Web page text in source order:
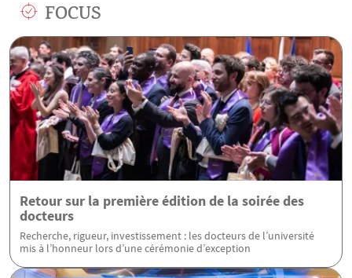
FOCUS
Retour sur la première édition de la soirée des
docteurs
Recherche, rigueur, investissement : les docteurs de l’université
mis à l’honneur lors d’une cérémonie d’exception